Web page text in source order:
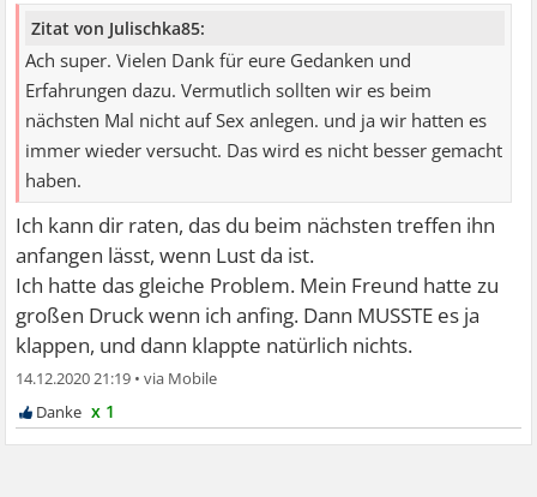
Zitat von Julischka85:
Ach super. Vielen Dank für eure Gedanken und
Erfahrungen dazu. Vermutlich sollten wir es beim
nächsten Mal nicht auf Sex anlegen. und ja wir hatten es
immer wieder versucht. Das wird es nicht besser gemacht
haben.
Ich kann dir raten, das du beim nächsten treffen ihn
anfangen lässt, wenn Lust da ist.
Ich hatte das gleiche Problem. Mein Freund hatte zu
großen Druck wenn ich anfing. Dann MUSSTE es ja
klappen, und dann klappte natürlich nichts.
14.12.2020 21:19 •
x 1